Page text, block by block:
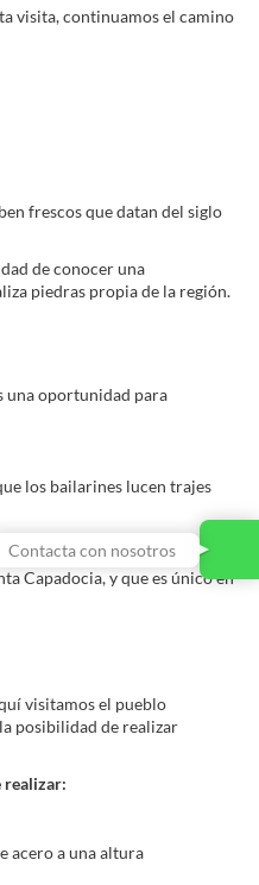
visita, continuamos el camino
frescos que datan del siglo
de conocer una
piedras propia de la región.
una oportunidad para
los bailarines lucen trajes
Capadocia, y que es único en
visitamos el pueblo
posibilidad de realizar
realizar:
acero a una altura
Contacta con nosotros